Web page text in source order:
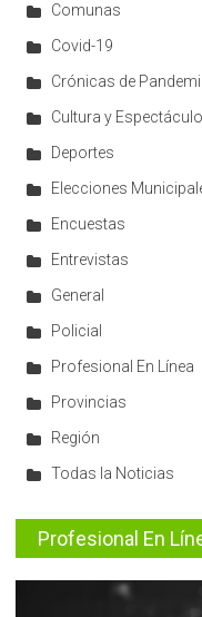
Comunas
Covid-19
Crónicas de
Cultura y Espectáculo
Deportes
Elecciones
Encuestas
Entrevistas
General
Policial
Profesional En Línea
Provincias
Región
Todas la Noticias
Profesional En